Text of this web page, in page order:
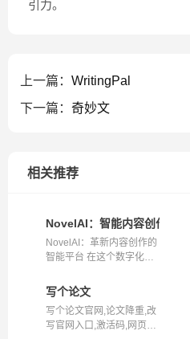
引力。
上一篇： WritingPal
下一篇： 奇妙文
相关推荐
NovelAI：智能内容创作平
NovelAI：革新内容创作的
智能平台 在这个数字化时
写个论文
写个论文官网,论文降重,改
写官网入口,激活码,网页版